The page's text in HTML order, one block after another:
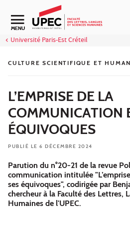
Aller au contenu
Navigation secondaire
MENU
Université Paris-Est Créteil
CULTURE SCIENTIFIQUE ET
L’EMPRISE DE LA
COMMUNICATION
ÉQUIVOQUES
PUBLIÉ LE 6 DÉCEMBRE 2024
Parution du n°20-21 de la revue
communication intitulée
ses équivoques", codirigée par
chercheur à la Faculté des Lettres,
Humaines de l'UPEC.